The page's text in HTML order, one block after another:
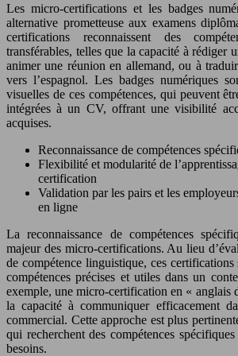
Les micro-certifications et les badges
alternative prometteuse aux examens
certifications reconnaissent des
transférables, telles que la capacité à rédiger
animer une réunion en allemand, ou à
vers l’espagnol. Les badges numériques
visuelles de ces compétences, qui peuvent
intégrées à un CV, offrant une visibilité
acquises.
Reconnaissance de compétences
Flexibilité et modularité de
certification
Validation par les pairs et les
en ligne
La reconnaissance de compétences
majeur des micro-certifications. Au lieu
de compétence linguistique, ces certifications
compétences précises et utiles dans un
exemple, une micro-certification en « anglais
la capacité à communiquer efficacement
commercial. Cette approche est plus
qui recherchent des compétences
besoins.